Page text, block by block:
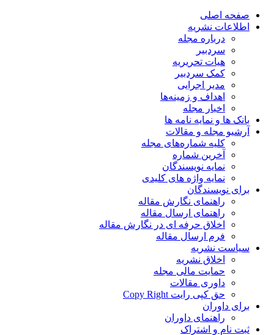
صفحه اصلی
اطلاعات نشریه
درباره مجله
سردبیر
هیات تحریریه
کمک سردبیر
مدیر اجرایی
اهداف و زمینه‌ها
اخبار مجله
بانک ها و نمایه نامه ها
آرشیو مجله و مقالات
کلیه شماره‌های مجله
آخرین شماره
نمایه نویسندگان
نمایه واژه های کلیدی
برای نویسندگان
راهنمای نگارش مقاله
راهنمای ارسال مقاله
اخلاق حرفه ای در نگارش مقاله
فرم ارسال مقاله
سیاست نشریه
اخلاق نشریه
حمایت مالی مجله
داوری مقالات
حق کپی رایت Copy Right
برای داوران
راهنمای داوران
ثبت نام و اشتراک